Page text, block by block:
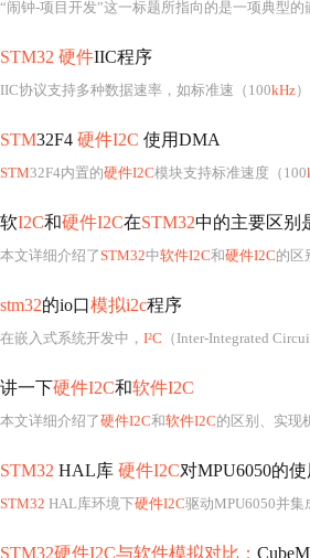
STM32 硬件IIC程序
IIC协议支持多种数据速率，如标准速（100kHz
STM32F4 硬件I2C 使用DMA
STM32F4内置的硬件I2C模块支持标准速度（100
软I2C和硬件I2C在STM32中的主要区别
本文详细介绍了STM32中软件I2C和硬件I2C的区
stm32的io口模拟i2c程序
在嵌入式系统开发中， I²C （Inter-Integrated Circuit）总线
讲一下硬件I2C和软件I2C
本文详细介绍了硬件I2C和软件I2C的区别、实现
STM32 HAL库 硬件I2C对MPU6050的使
STM32 HAL库环境下硬件I2C驱动MPU6050并集
STM32硬件I2C与软件模拟对比：